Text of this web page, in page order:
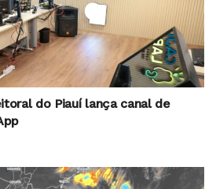
do Piauí lança canal de